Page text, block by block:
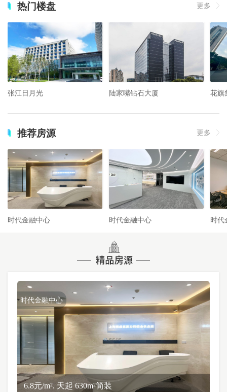
热门楼盘 更多
张江日月光 陆家嘴钻石大厦 花旗
推荐房源 更多
时代金融中心 时代金融中心 时代
时代金融中心
6.8元/m². 天起 630m²简装